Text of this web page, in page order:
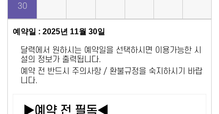
30
예약일 : 2025년 11월 30일
달력에서 원하시는 예약일을 선택하시면 이용가능한 시
설의 정보가 출력됩니다.
예약 전 반드시 주의사항 / 환불규정을 숙지하시기 바랍
니다.
▶예약 전 필독◀